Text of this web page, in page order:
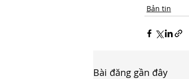
Bản tin
Bài đăng gần đây